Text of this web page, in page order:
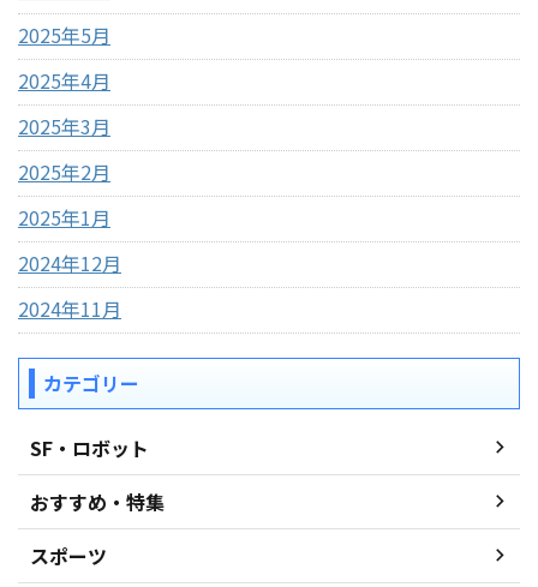
2025年5月
2025年4月
2025年3月
2025年2月
2025年1月
2024年12月
2024年11月
カテゴリー
SF・ロボット
おすすめ・特集
スポーツ